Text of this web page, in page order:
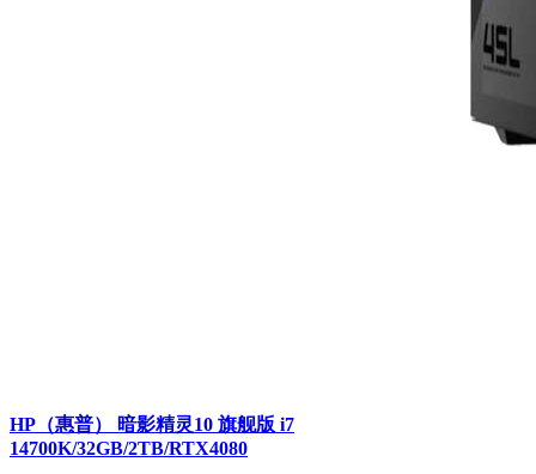
HP（惠普） 暗影精灵10 旗舰版 i7
14700K/32GB/2TB/RTX4080